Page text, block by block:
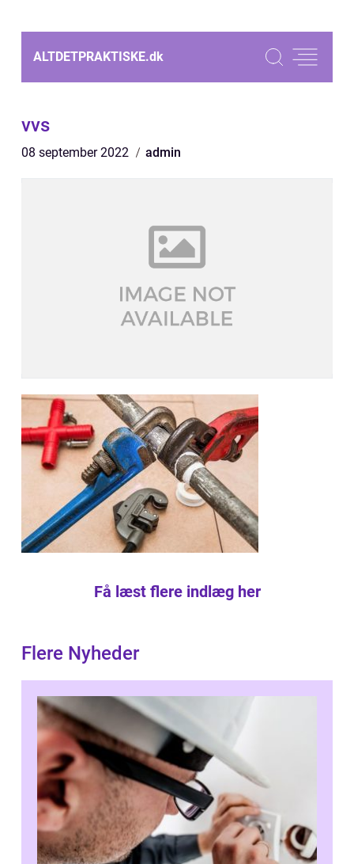
ALTDETPRAKTISKE.dk
vvs
08 september 2022 admin
Få læst flere indlæg her
Flere Nyheder